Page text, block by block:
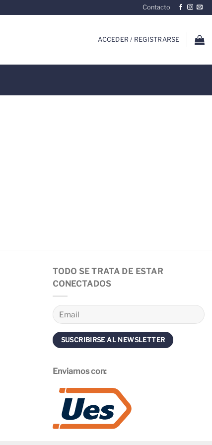
Contacto
ACCEDER / REGISTRARSE
TODO SE TRATA DE ESTAR
CONECTADOS
Enviamos con: